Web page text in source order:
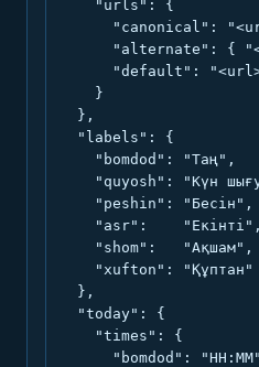
    "urls": {
"canonical":
"alternate": {
"default":
    }
  },
  "labels": {
    "bomdod": "Таң",
"quyosh": "Күн
    "peshin": "Бесін",
    "asr":    "Екінті",
    "shom":   "Ақшам",
    "xufton": "Құптан"
  },
  "today": {
    "times": {
"bomdod":